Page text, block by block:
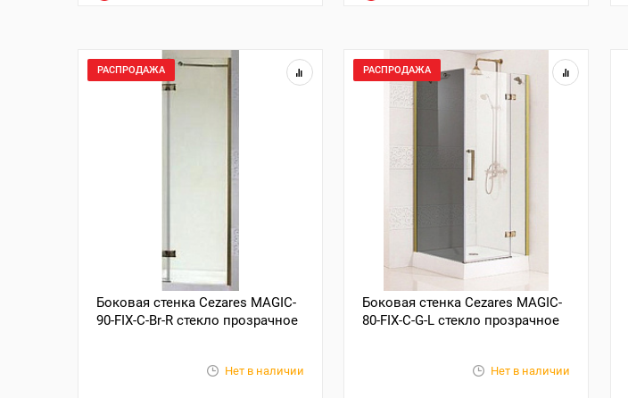
РАСПРОДАЖА
Боковая стенка Cezares MAGIC-
90-FIX-C-Br-R стекло прозрачное
Нет в наличии
РАСПРОДАЖА
Боковая стенка Cezares MAGIC-
80-FIX-C-G-L стекло прозрачное
Нет в наличии